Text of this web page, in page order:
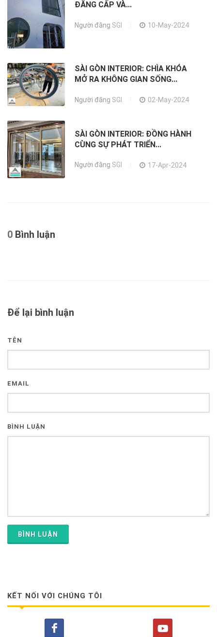
ĐẲNG CẤP VÀ...
Người đăng SGI 10-May-2024
SÀI GÒN INTERIOR: CHÌA KHÓA
MỞ RA KHÔNG GIAN SỐNG...
Người đăng SGI 02-May-2024
SÀI GÒN INTERIOR: ĐỒNG HÀNH
CÙNG SỰ PHÁT TRIỂN...
Người đăng SGI 17-Apr-2024
0 Bình luận
Để lại bình luận
TÊN
EMAIL
BÌNH LUẬN
BÌNH LUẬN
KẾT NỐI VỚI CHÚNG TÔI